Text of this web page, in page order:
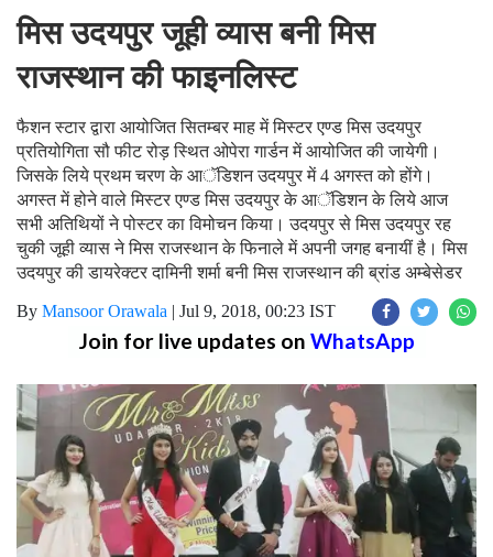
मिस उदयपुर जूही व्यास बनी मिस
राजस्थान की फाइनलिस्ट
फैशन स्टार द्वारा आयोजित सितम्बर माह में मिस्टर एण्ड मिस उदयपुर
प्रतियोगिता सौ फीट रोड़ स्थित ओपेरा गार्डन में आयोजित की जायेगी।
जिसके लिये प्रथम चरण के आॅडिशन उदयपुर में 4 अगस्त को होंगे।
अगस्त में होने वाले मिस्टर एण्ड मिस उदयपुर के आॅडिशन के लिये आज
सभी अतिथियों ने पोस्टर का विमोचन किया। उदयपुर से मिस उदयपुर रह
चुकी जूही व्यास ने मिस राजस्थान के फिनाले में अपनी जगह बनायीं है। मिस
उदयपुर की डायरेक्टर दामिनी शर्मा बनी मिस राजस्थान की ब्रांड अम्बेसेडर
By Mansoor Orawala | Jul 9, 2018, 00:23 IST
Join for live updates on WhatsApp